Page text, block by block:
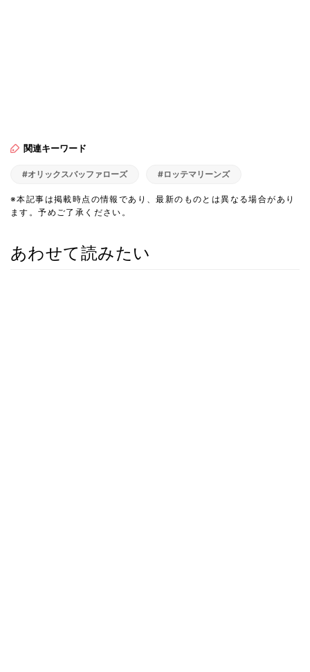
関連キーワード
#オリックスバッファローズ #ロッテマリーンズ
※本記事は掲載時点の情報であり、最新のものとは異なる場合があり
ます。予めご了承ください。
あわせて読みたい